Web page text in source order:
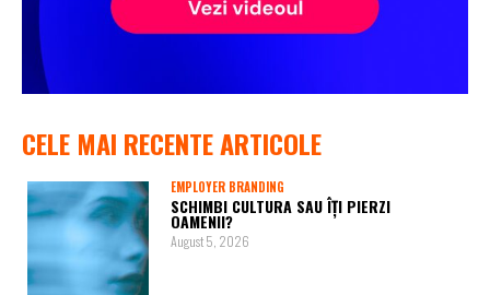
CELE MAI RECENTE ARTICOLE
EMPLOYER BRANDING
SCHIMBI CULTURA SAU ÎȚI PIERZI
OAMENII?
August 5, 2026